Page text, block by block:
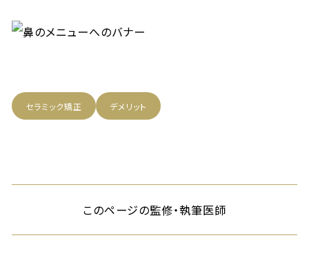
セラミック矯正 デメリット
このページの監修・執筆医師